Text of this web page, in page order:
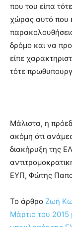
που του είπα
χώρας αυτό που
δρόμο και να
είπε
τότε
Μάλιστα, η
ακόμη ότι
διακήρυξη της
ΕΥΠ, Φώτης
To άρθρο Ζωή
Μάρτιο του